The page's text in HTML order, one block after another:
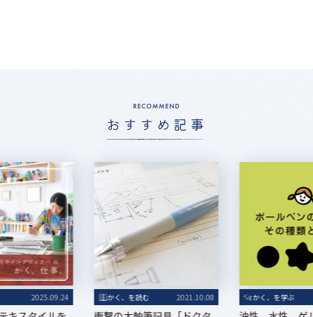
おすすめ記事
2025.09.24 かく、を読む 2021.10.08 かく、を学ぶ